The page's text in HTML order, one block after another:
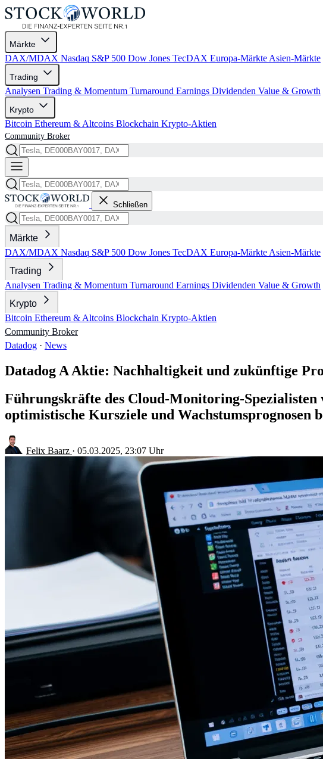
Märkte
DAX/MDAX Nasdaq S&P 500 Dow Jones TecDAX Europa-Märkte Asien-Märkte
Trading
Analysen Trading & Momentum Turnaround Earnings Dividenden Value & Growth
Krypto
Bitcoin Ethereum & Altcoins Blockchain Krypto-Aktien
Community Broker
Schließen
Märkte
DAX/MDAX Nasdaq S&P 500 Dow Jones TecDAX Europa-Märkte Asien-Märkte
Trading
Analysen Trading & Momentum Turnaround Earnings Dividenden Value & Growth
Krypto
Bitcoin Ethereum & Altcoins Blockchain Krypto-Aktien
Community Broker
Datadog · News
Datadog A Aktie: Nachhaltigkeit und zukünftige
Führungskräfte des Cloud-Monitoring-
optimistische Kursziele und Wachstumsprognosen
Felix Baarz · 05.03.2025, 23:07 Uhr